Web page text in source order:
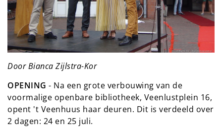
Door Bianca Zijlstra-Kor
OPENING - Na een grote verbouwing van de
voormalige openbare bibliotheek, Veenlustplein 16,
opent 't Veenhuus haar deuren. Dit is verdeeld over
2 dagen: 24 en 25 juli.